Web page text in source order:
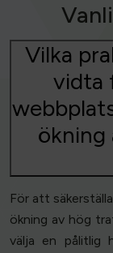
Vilka
vidta
För att
ökning av hög
välja en pålitlig